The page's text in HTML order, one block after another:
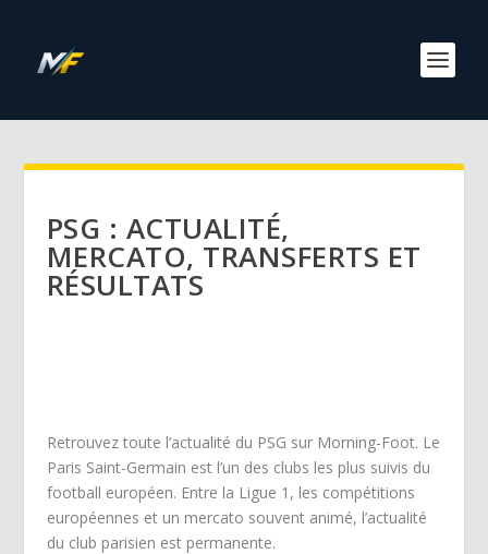
PSG : ACTUALITÉ,
MERCATO, TRANSFERTS ET
RÉSULTATS
Retrouvez toute l’actualité du PSG sur Morning-Foot. Le
Paris Saint-Germain est l’un des clubs les plus suivis du
football européen. Entre la Ligue 1, les compétitions
européennes et un mercato souvent animé, l’actualité
du club parisien est permanente.